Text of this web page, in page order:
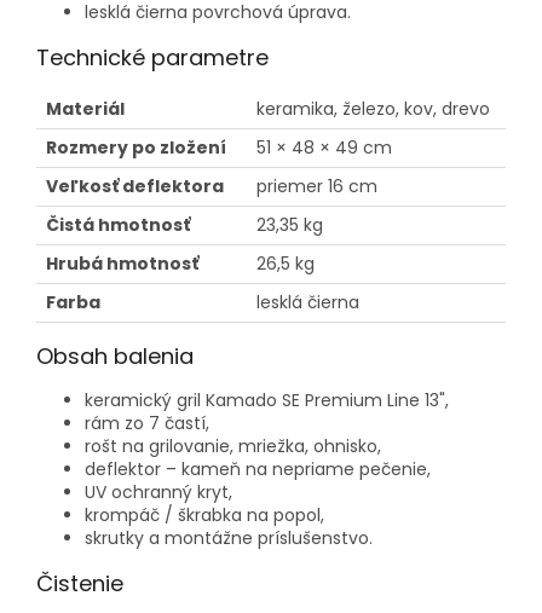
lesklá čierna povrchová úprava.
Technické parametre
Materiál
keramika, železo, kov, drevo
Rozmery po zložení
51 × 48 × 49 cm
Veľkosť deflektora
priemer 16 cm
Čistá hmotnosť
23,35 kg
Hrubá hmotnosť
26,5 kg
Farba
lesklá čierna
Obsah balenia
keramický gril Kamado SE Premium Line 13",
rám zo 7 častí,
rošt na grilovanie, mriežka, ohnisko,
deflektor – kameň na nepriame pečenie,
UV ochranný kryt,
krompáč / škrabka na popol,
skrutky a montážne príslušenstvo.
Čistenie